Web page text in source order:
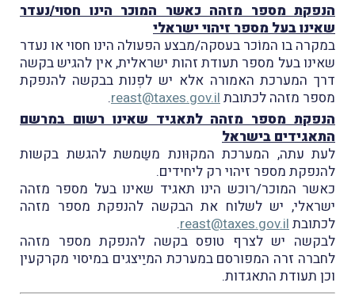
הנפקת מספר מזהה כאשר המוכר הינו חסוי/נעדר
שאינו בעל מספר זיהוי ישראלי
במקרה בו המוֹכר בעסקה/מבצע הפעולה הינו חסוי או נעדר
שאינו בעל מספר תעודת זהות ישראלית, אין להגיש בקשה
דרך המערכת האמורה אלא יש לפְנות בבקשה להנפקת
מספר מזהה לכתובתreast@taxes.gov.il
.
הנפקת מספר מזהה לתאגיד שאינו רשום במרשם
התאגידים בישראל
לעת עתה, המערכת המקוּונת משַמשת להגשת בקשות
להנפקת מספר זיהוי רק ליחידים.
כאשר המוכר/רוכש הינו תאגיד שאינו בעל מספר מזהה
ישראלי, יש לשלוח את הבקשה להנפקת מספר מזהה
לכתובתreast@taxes.gov.il
.
לבקשה יש לצרף טופס בקשה להנפקת מספר מזהה
לחברה זרה המפורסם במערכת המיַיצגים במיסוי מקרקעין
וכן תעודת התאגדות.